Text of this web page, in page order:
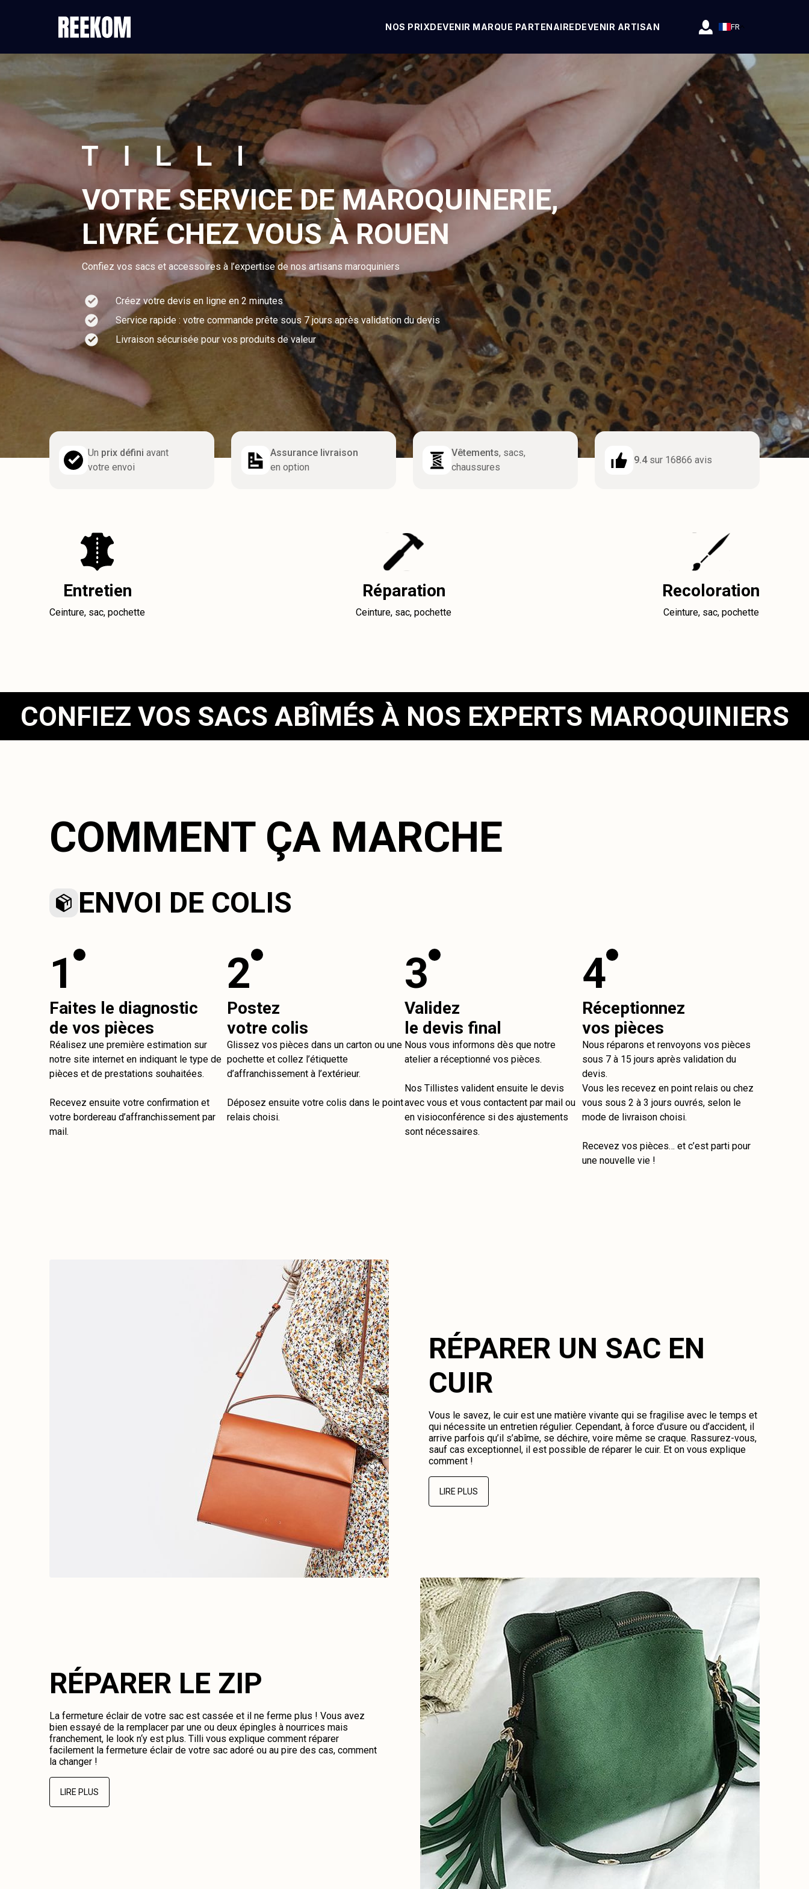
NOS PRIXDEVENIR MARQUE PARTENAIREDEVENIR ARTISAN FR
VOTRE SERVICE DE MAROQUINERIE,
LIVRÉ CHEZ VOUS À ROUEN
Confiez vos sacs et accessoires à l’expertise de nos artisans maroquiniers
Créez votre devis en ligne en 2 minutes
Service rapide : votre commande prête sous 7 jours après validation du devis
Livraison sécurisée pour vos produits de valeur
Un prix défini avant
votre envoi
Assurance livraison
en option
Vêtements, sacs,
chaussures
9.4sur 16866 avis
Entretien
Ceinture, sac, pochette
Réparation
Ceinture, sac, pochette
Recoloration
Ceinture, sac, pochette
CONFIEZ VOS SACS ABÎMÉS À NOS EXPERTS MAROQUINIERS
COMMENT ÇA MARCHE
ENVOI DE COLIS
1
Faites le diagnostic
de vos pièces
Réalisez une première estimation sur
notre site internet en indiquant le type de
pièces et de prestations souhaitées.
Recevez ensuite votre confirmation et
votre bordereau d’affranchissement par
mail.
2
Postez
votre colis
Glissez vos pièces dans un carton ou une
pochette et collez l’étiquette
d’affranchissement à l’extérieur.
Déposez ensuite votre colis dans le point
relais choisi.
3
Validez
le devis final
Nous vous informons dès que notre
atelier a réceptionné vos pièces.
Nos Tillistes valident ensuite le devis
avec vous et vous contactent par mail ou
en visioconférence si des ajustements
sont nécessaires.
4
Réceptionnez
vos pièces
Nous réparons et renvoyons vos pièces
sous 7 à 15 jours après validation du
devis.
Vous les recevez en point relais ou chez
vous sous 2 à 3 jours ouvrés, selon le
mode de livraison choisi.
Recevez vos pièces… et c’est parti pour
une nouvelle vie !
RÉPARER UN SAC EN
CUIR
Vous le savez, le cuir est une matière vivante qui se fragilise avec le temps et
qui nécessite un entretien régulier. Cependant, à force d’usure ou d’accident, il
arrive parfois qu’il s’abîme, se déchire, voire même se craque. Rassurez-vous,
sauf cas exceptionnel, il est possible de réparer le cuir. Et on vous explique
comment !
LIRE PLUS
RÉPARER LE ZIP
La fermeture éclair de votre sac est cassée et il ne ferme plus ! Vous avez
bien essayé de la remplacer par une ou deux épingles à nourrices mais
franchement, le look n‘y est plus. Tilli vous explique comment réparer
facilement la fermeture éclair de votre sac adoré ou au pire des cas, comment
la changer !
LIRE PLUS